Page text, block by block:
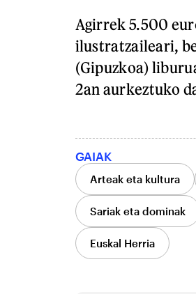
Agirrek 5.500
ilustratzaileari,
(Gipuzkoa)
2an aurkeztuko
GAIAK
Arteak eta kultura
Sariak eta dominak
Euskal Herria